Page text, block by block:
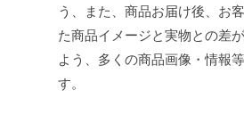
う、また、商品お届け後、お
た商品イメージと実物との差
よう、多くの商品画像・情報
す。